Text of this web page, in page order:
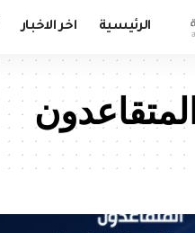
الرئيسية اخر الاخبار